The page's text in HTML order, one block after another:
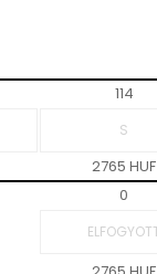
114
2765 HUF
0